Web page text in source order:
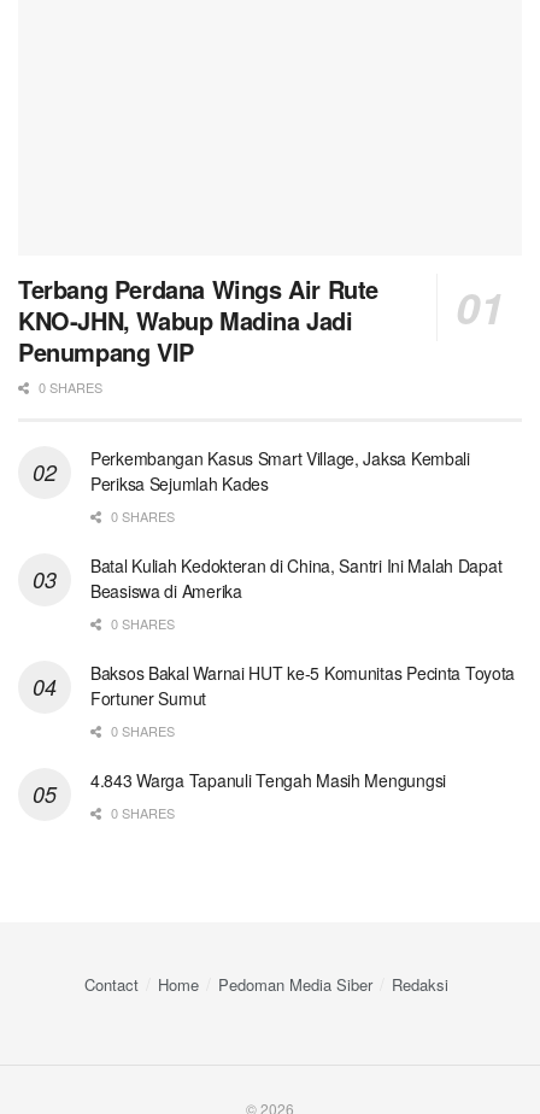
Terbang Perdana Wings Air Rute
KNO-JHN, Wabup Madina Jadi
Penumpang VIP
0 SHARES
Perkembangan Kasus Smart Village, Jaksa Kembali
Periksa Sejumlah Kades
0 SHARES
Batal Kuliah Kedokteran di China, Santri Ini Malah Dapat
Beasiswa di Amerika
0 SHARES
Baksos Bakal Warnai HUT ke-5 Komunitas Pecinta Toyota
Fortuner Sumut
0 SHARES
4.843 Warga Tapanuli Tengah Masih Mengungsi
0 SHARES
Contact Home Pedoman Media Siber Redaksi
© 2026